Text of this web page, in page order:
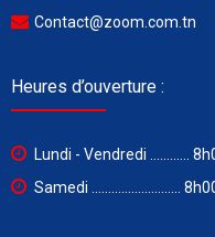
Contact@zoom.com.tn
Heures d’ouverture :
Lundi - Vendredi ............
Samedi ...........................